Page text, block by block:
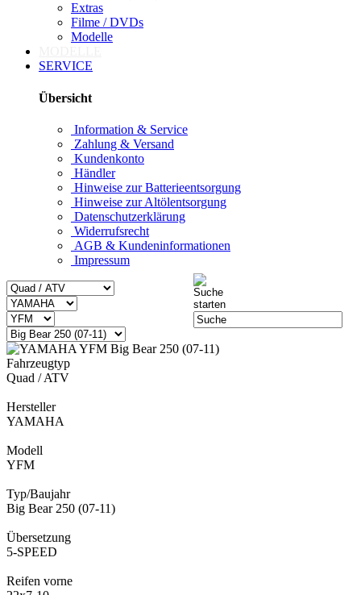
Extras
Filme / DVDs
Modelle
SERVICE
Übersicht
Information & Service
Zahlung & Versand
Kundenkonto
Händler
Hinweise zur Batterieentsorgung
Hinweise zur Altölentsorgung
Datenschutzerklärung
Widerrufsrecht
AGB & Kundeninformationen
Impressum
Fahrzeugtyp
Quad / ATV
Hersteller
YAMAHA
Modell
YFM
Typ/Baujahr
Big Bear 250 (07-11)
Übersetzung
5-SPEED
Reifen vorne